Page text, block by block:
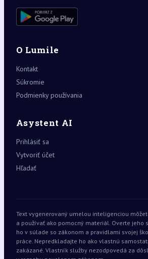
O Lumile
Kontakt
Súkromie
Podmienky používania
Asystent AI
Prihlásiť sa
Vytvoriť účet
Hľadať
Text vygenerovaný umelou inteligenciou
a používať ako pomocný materiál. Overte jeho
ho v súlade so zákonom a pravidlami svojej
práce. Nepredkladajte ho ako vlastnú
zakázané. Vlastník služby nezodpovedá za